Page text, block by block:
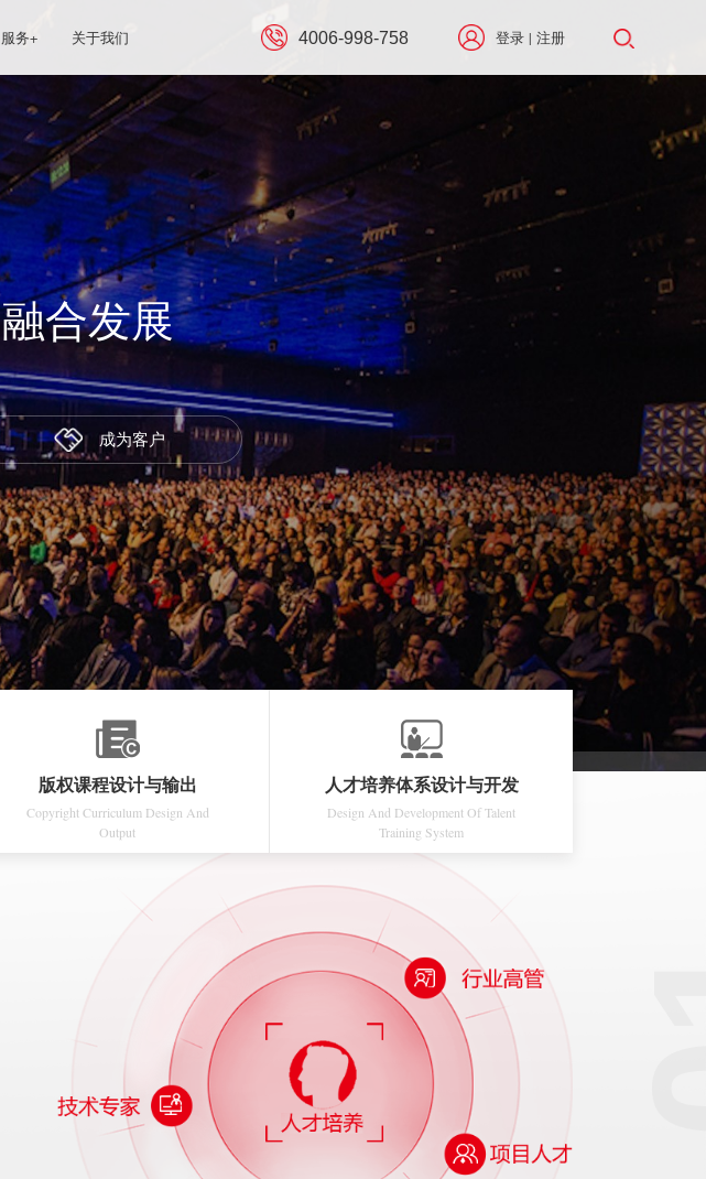
服务+ 关于我们 4006-998-758 登录 | 注册
融合发展
成为客户
版权课程设计与输出
Copyright Curriculum Design And
Output
人才培养体系设计与开发
Design And Development Of Talent
Training System